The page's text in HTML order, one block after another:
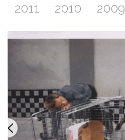
2011
2010 2009